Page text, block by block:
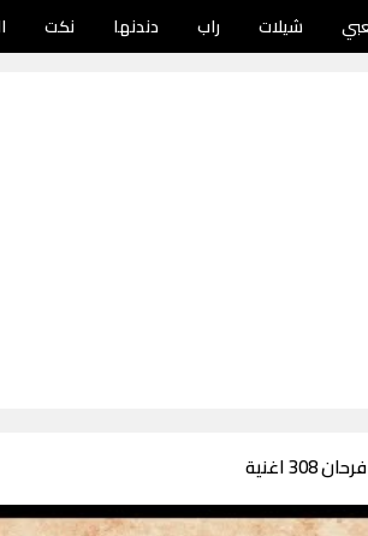
شيلات راب دندنها نكت
اغنية